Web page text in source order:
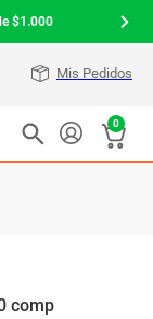
$1.000
Mis Pedidos
0
comp